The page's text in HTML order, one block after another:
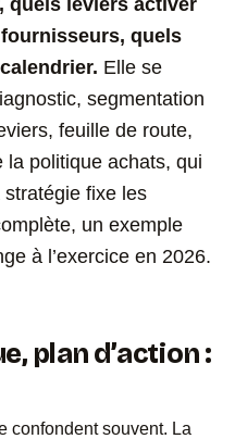
quels
Elle se
segmentation
feuille de route,
la politique achats, qui
fixe les
un exemple
à l’exercice en 2026.
plan d’action :
confondent souvent. La